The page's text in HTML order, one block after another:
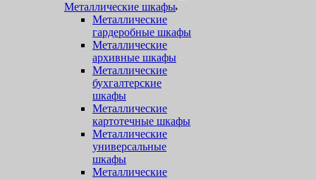
Металлические шкафы
Металлические
гардеробные шкафы
Металлические
архивные шкафы
Металлические
бухгалтерские
шкафы
Металлические
картотечные шкафы
Металлические
универсальные
шкафы
Металлические